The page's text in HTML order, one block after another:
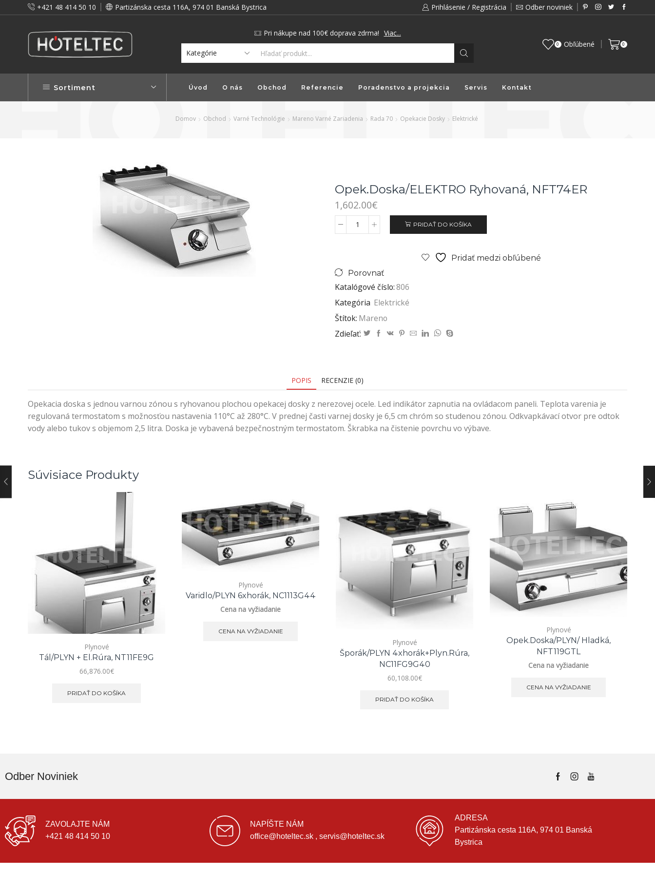
+421 48 414 50 10 Partizánska cesta 116A, 974 01 Banská Bystrica Prihlásenie / Registrácia Odber noviniek
a preto vám prinášame vernostné zľavy! Pri nákupe nad 100€ doprava zdrma! Viac...
0 Obľúbené 0
Sortiment Úvod O nás Obchod Referencie Poradenstvo a projekcia Servis Kontakt
Domov Obchod Varné Technológie Mareno Varné Zariadenia Rada 70 Opekacie Dosky Elektrické
Opek.doska/ELEKTRO Ryhovaná, NFT74ER
1,602.00€
PRIDAŤ DO KOŠÍKA
Pridať medzi obľúbené
Porovnať
Katalógové číslo:806
Kategória Elektrické
Štítok: Mareno
Zdieľať:
POPIS RECENZIE (0)
Opekacia doska s jednou varnou zónou s ryhovanou plochou opekacej dosky z nerezovej ocele. Led indikátor zapnutia na ovládacom paneli. Teplota varenia je
regulovaná termostatom s možnosťou nastavenia 110°C až 280°C. V prednej časti varnej dosky je 6,5 cm chróm so studenou zónou. Odkvapkávací otvor pre odtok
vody alebo tukov s objemom 2,5 litra. Doska je vybavená bezpečnostným termostatom. Škrabka na čistenie povrchu vo výbave.
Súvisiace Produkty
Plynové
Tál/PLYN + El.rúra, NT11FE9G
66,876.00€
PRIDAŤ DO KOŠÍKA
Plynové
Varidlo/PLYN 6xhorák, NC1113G44
Cena na vyžiadanie
CENA NA VYŽIADANIE
Plynové
Šporák/PLYN 4xhorák+plyn.rúra,
NC11FG9G40
60,108.00€
PRIDAŤ DO KOŠÍKA
Plynové
Opek.doska/PLYN/ Hladká,
NFT119GTL
Cena na vyžiadanie
CENA NA VYŽIADANIE
Odber Noviniek
ZAVOLAJTE NÁM
+421 48 414 50 10
NAPÍŠTE NÁM
office@hoteltec.sk , servis@hoteltec.sk
ADRESA
Partizánska cesta 116A, 974 01 Banská
Bystrica